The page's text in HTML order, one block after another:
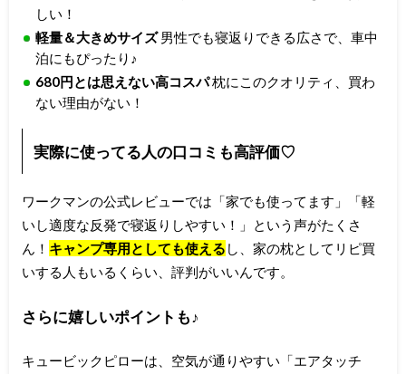
しい！
軽量＆大きめサイズ男性でも寝返りできる広さで、車中
泊にもぴったり♪
680円とは思えない高コスパ枕にこのクオリティ、買わ
ない理由がない！
実際に使ってる人の口コミも高評価♡
ワークマンの公式レビューでは「家でも使ってます」「軽
いし適度な反発で寝返りしやすい！」という声がたくさ
ん！ キャンプ専用としても使える し、家の枕としてリピ買
いする人もいるくらい、評判がいいんです。
さらに嬉しいポイントも♪
キュービックピローは、空気が通りやすい「エアタッチ